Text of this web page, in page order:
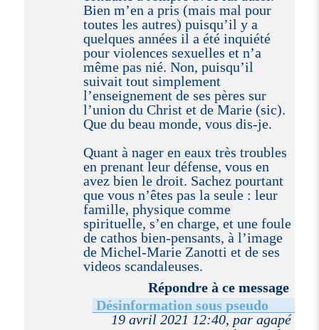
Bien m’en a pris (mais mal pour
toutes les autres) puisqu’il y a
quelques années il a été inquiété
pour violences sexuelles et n’a
même pas nié. Non, puisqu’il
suivait tout simplement
l’enseignement de ses pères sur
l’union du Christ et de Marie (sic).
Que du beau monde, vous dis-je.
Quant à nager en eaux très troubles
en prenant leur défense, vous en
avez bien le droit. Sachez pourtant
que vous n’êtes pas la seule : leur
famille, physique comme
spirituelle, s’en charge, et une foule
de cathos bien-pensants, à l’image
de Michel-Marie Zanotti et de ses
videos scandaleuses.
Répondre à ce message
Désinformation sous pseudo
19 avril 2021 12:40, par agapé